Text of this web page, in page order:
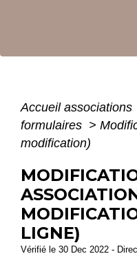
Accueil associations
formulaires >
modification)
LIGNE)
Vérifié le 30 Dec 2022 -